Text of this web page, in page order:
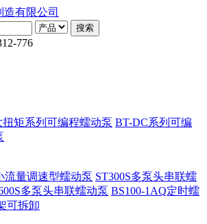
776
扭矩系列可编程蠕动泵 BT-DC系列可编
流量调速型蠕动泵 ST300S多泵头串联蠕
多泵头串联蠕动泵 BS100-1AQ定时蠕
可拆卸